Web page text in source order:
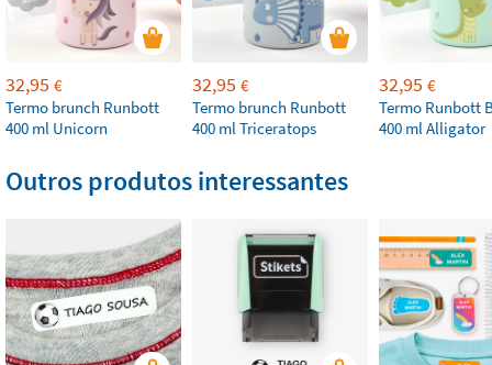
32,95 €
Termo brunch Runbott
400 ml Unicorn
32,95 €
Termo brunch Runbott
400 ml Triceratops
32,95 €
Termo Runbott
400 ml Alligator
Outros produtos interessantes